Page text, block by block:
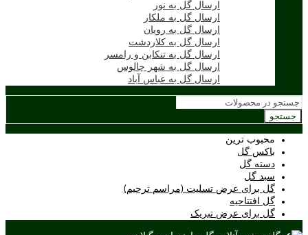
ارسال گل به نور
ارسال گل به ملکار
ارسال گل به رویان
ارسال گل به کلاردشت
ارسال گل به تنکابن و رامسر
ارسال گل به شهر چالوس
ارسال گل به عباس آباد
جستجو
محبوب ترین
باکس گل
دسته گل
سبد گل
گل برای عرض تسلیت (مراسم ترحیم)
گل افتتاحیه
گل برای عرض تبریک